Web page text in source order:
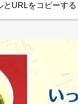
とURLをコピーする